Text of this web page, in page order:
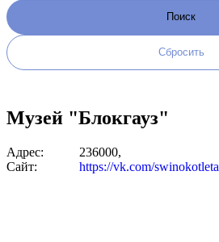
Музей "Блокгауз"
Адрес:
236000,
Сайт:
https://vk.com/swinokotleta